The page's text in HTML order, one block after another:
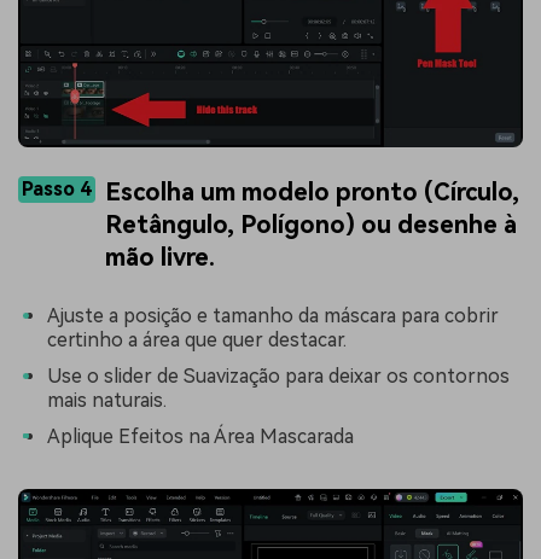
Passo 4
Escolha um modelo pronto (Círculo,
Retângulo, Polígono) ou desenhe à
mão livre.
Ajuste a posição e tamanho da máscara para cobrir
certinho a área que quer destacar.
Use o slider de Suavização para deixar os contornos
mais naturais.
Aplique Efeitos na Área Mascarada